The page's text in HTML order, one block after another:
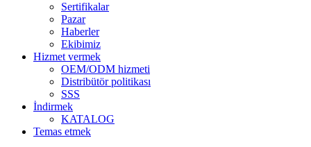
Sertifikalar
Pazar
Haberler
Ekibimiz
Hizmet vermek
OEM/ODM hizmeti
Distribütör politikası
SSS
İndirmek
KATALOG
Temas etmek